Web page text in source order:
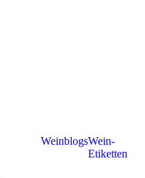
WeinblogsWein-
Etiketten